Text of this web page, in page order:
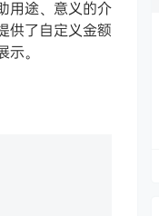
用途、意义的介
供了自定义金额
。